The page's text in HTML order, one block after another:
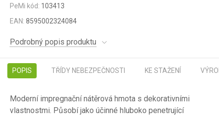
PeMi kód: 103413
EAN: 8595002324084
Podrobný popis produktu
POPIS TŘÍDY NEBEZPEČNOSTI KE STAŽENÍ
Moderní impregnační nátěrová hmota s dekorativními
vlastnostmi. Působí jako účinné hluboko penetrující